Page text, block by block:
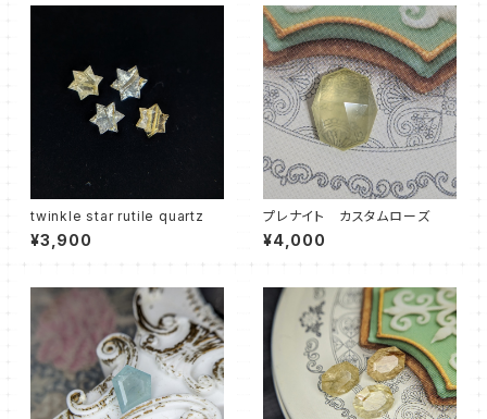
twinkle star rutile quartz
¥3,900
プレナイト カスタムローズ
¥4,000